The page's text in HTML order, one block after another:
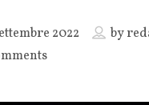
2022 by